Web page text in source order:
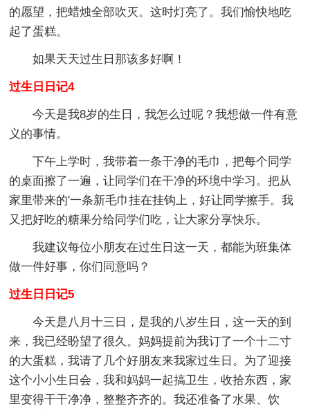
的愿望，把蜡烛全部吹灭。这时灯亮了。我们愉快地吃
起了蛋糕。
如果天天过生日那该多好啊！
过生日日记4
今天是我8岁的生日，我怎么过呢？我想做一件有意
义的事情。
下午上学时，我带着一条干净的毛巾，把每个同学
的桌面擦了一遍，让同学们在干净的环境中学习。把从
家里带来的'一条新毛巾挂在挂钩上，好让同学擦手。我
又把好吃的糖果分给同学们吃，让大家分享快乐。
我建议每位小朋友在过生日这一天，都能为班集体
做一件好事，你们同意吗？
过生日日记5
今天是八月十三日，是我的八岁生日，这一天的到
来，我已经盼望了很久。妈妈提前为我订了一个十二寸
的大蛋糕，我请了几个好朋友来我家过生日。为了迎接
这个小小生日会，我和妈妈一起搞卫生，收拾东西，家
里变得干干净净，整整齐齐的。我还准备了水果、饮